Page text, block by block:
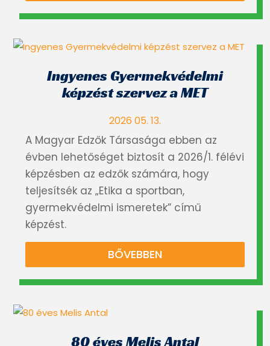
Ingyenes Gyermekvédelmi
képzést szervez a MET
2026 05. 13.
A Magyar Edzők Társasága ebben az
évben lehetőséget biztosít a 2026/1. félévi
képzésben az edzők számára, hogy
teljesítsék az „Etika a sportban,
gyermekvédelmi ismeretek” című
képzést.
BŐVEBBEN
80 éves Melis Antal